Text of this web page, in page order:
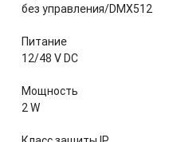
без управления/DMX512
Питание
12/48 V DC
Мощность
2 W